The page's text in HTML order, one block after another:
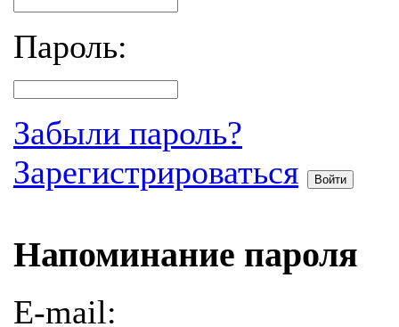
Пароль:
Забыли пароль?
Зарегистрироваться
Войти
Напоминание пароля
E-mail: